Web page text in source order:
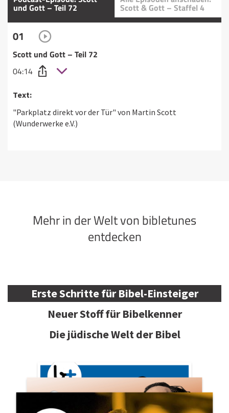
und Gott – Teil 72 Scott & Gott – Staffel 4
01
Scott und Gott – Teil 72
04:14
Text:
"Parkplatz direkt vor der Tür" von Martin Scott
(Wunderwerke e.V.)
Mehr in der Welt von bibletunes
entdecken
Erste Schritte für Bibel-Einsteiger
Neuer Stoff für Bibelkenner
Die jüdische Welt der Bibel